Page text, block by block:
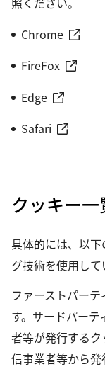
Chrome
FireFox
Edge
Safari
クッキー一
具体的には、以
グ技術を使用して
ファーストパー
す。サードパー
者等が発行する
信事業者等から発